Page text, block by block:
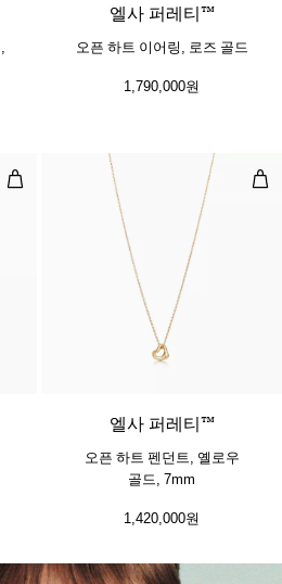
엘사 퍼레티™
오픈 하트 이어링, 로즈 골드
1,790,000원
오픈 하트 이어링
2 소재
오
엘사 퍼레티™
오픈 하트 펜던트, 옐로우
골드, 7mm
1,420,000원